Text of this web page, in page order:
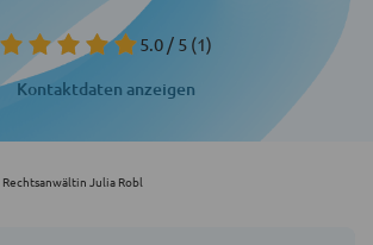
5.0 / 5 (1)
Kontaktdaten anzeigen
Rechtsanwältin Julia Robl